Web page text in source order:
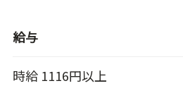
給与
時給 1116円以上